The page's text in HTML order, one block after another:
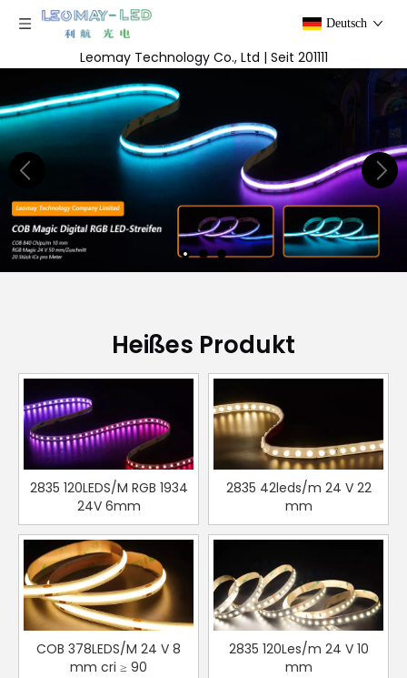
Deutsch
Leomay Technology Co., Ltd | Seit 201111
Heißes Produkt
2835 120LEDS/M RGB 1934
24V 6mm
2835 42leds/m 24 V 22
mm
COB 378LEDS/M 24 V 8
mm cri ≥ 90
2835 120Les/m 24 V 10
mm